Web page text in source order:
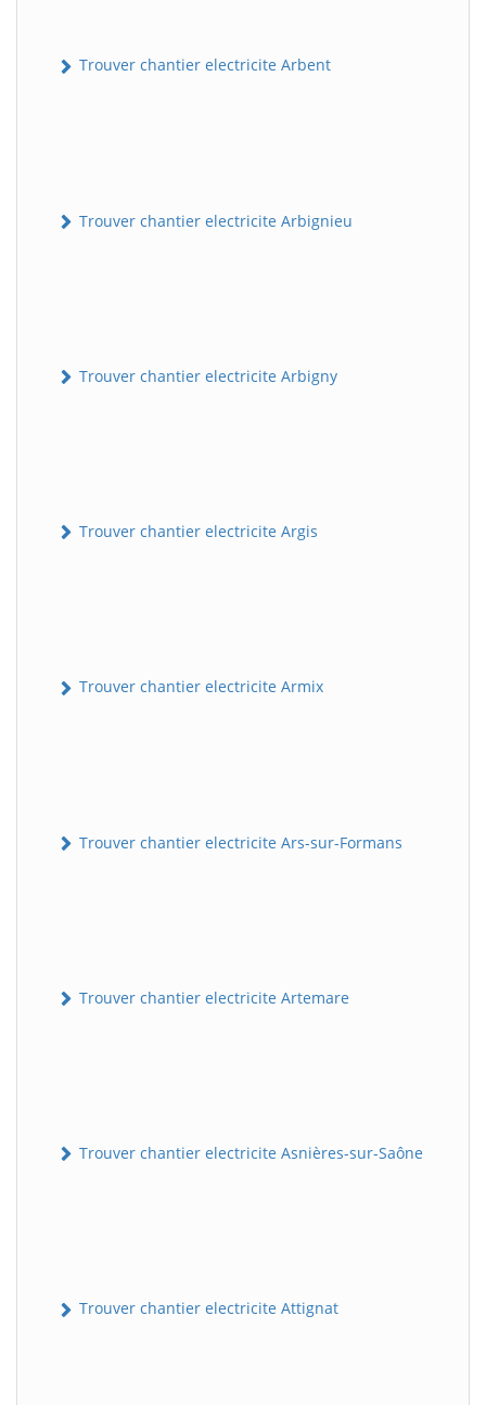
Trouver chantier electricite Arbent
Trouver chantier electricite Arbignieu
Trouver chantier electricite Arbigny
Trouver chantier electricite Argis
Trouver chantier electricite Armix
Trouver chantier electricite Ars-sur-Formans
Trouver chantier electricite Artemare
Trouver chantier electricite Asnières-sur-Saône
Trouver chantier electricite Attignat